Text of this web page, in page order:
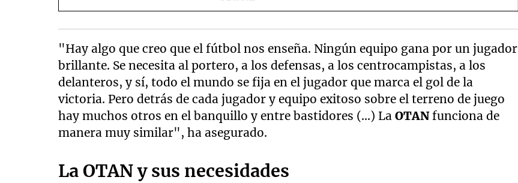
"Hay algo que creo que el fútbol nos enseña. Ningún equipo gana por un jugador
brillante. Se necesita al portero, a los defensas, a los centrocampistas, a los
delanteros, y sí, todo el mundo se fija en el jugador que marca el gol de la
victoria. Pero detrás de cada jugador y equipo exitoso sobre el terreno de juego
hay muchos otros en el banquillo y entre bastidores (...) LaOTAN funciona de
manera muy similar", ha asegurado.
La OTAN y sus necesidades